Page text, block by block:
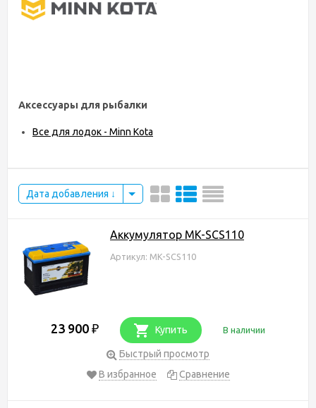
Аксессуары для рыбалки
Все для лодок - Minn Kota
Дата добавления
Аккумулятор MK-SCS110
Артикул: MK-SCS110
23 900 ₽ Купить В наличии
Быстрый просмотр
В избранное
Сравнение